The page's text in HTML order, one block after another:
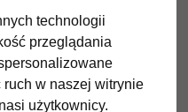
technologii
przeglądania
w naszej witrynie
użytkownicy.